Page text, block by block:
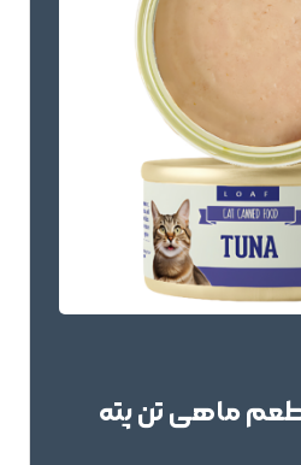
ماهی تن پته